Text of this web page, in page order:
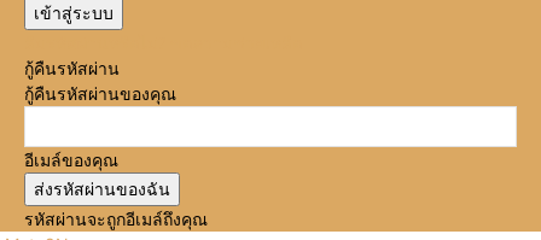
กู้คืนรหัสผ่าน
กู้คืนรหัสผ่านของคุณ
อีเมล์ของคุณ
รหัสผ่านจะถูกอีเมล์ถึงคุณ